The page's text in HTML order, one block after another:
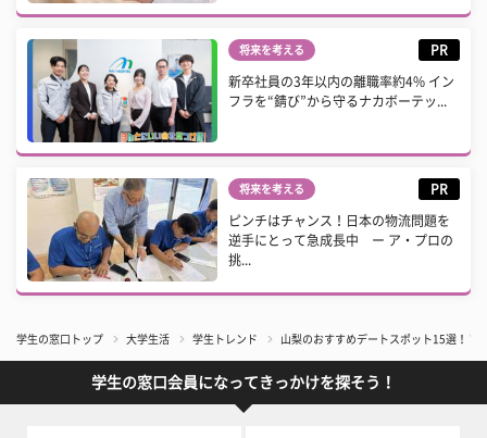
将来を考える PR
新卒社員の3年以内の離職率約4% イン
フラを“錆び”から守るナカボーテッ...
将来を考える PR
ピンチはチャンス！日本の物流問題を
逆手にとって急成長中 ー ア・プロの
挑...
学生の窓口トップ 大学生活 学生トレンド 山梨のおすすめデートスポット15選！
学生の窓口会員になってきっかけを探そう！